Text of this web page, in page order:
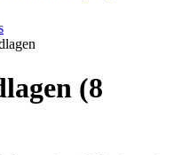
(8